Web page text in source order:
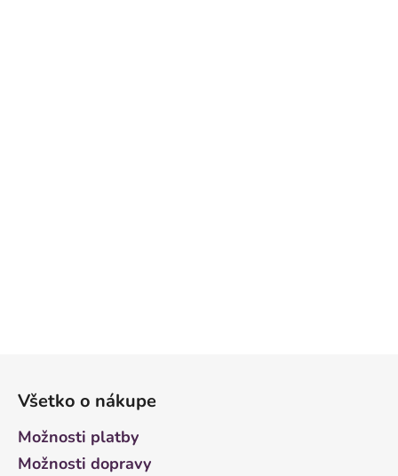
Všetko o nákupe
Možnosti platby
Možnosti dopravy